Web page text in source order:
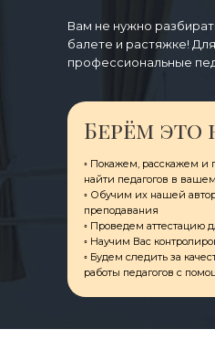
Вам не нужно
балете и растяжке!
профессиональные
Берём это
◦ Покажем, расскажем и
ㅤнайти педагогов в
◦ Обучим их нашей
преподавания
◦ Проведем аттестацию
◦ Научим Вас
◦ Будем следить за
ㅤработы педагогов с